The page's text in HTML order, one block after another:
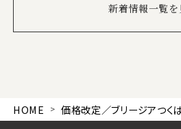
新着情報一覧を
HOME 価格改定／ブリージアつく